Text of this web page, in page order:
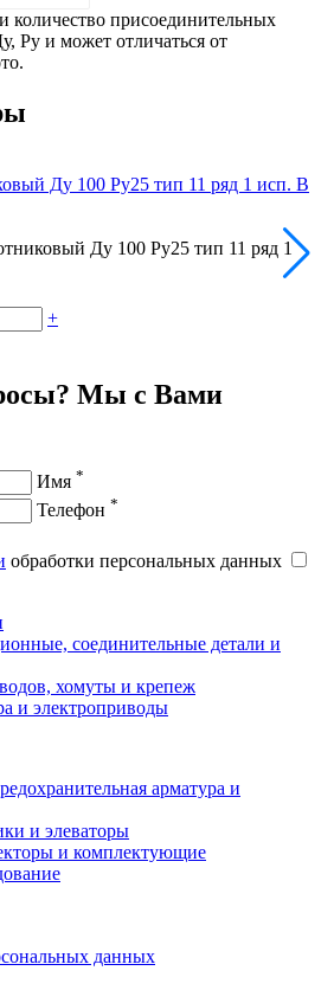
количество присоединительных
Ру и может отличаться от
Ду 100 Ру25 тип 11 ряд 1 исп. B
Ду 100 Ру25 тип 11 ряд 1
+
Мы с Вами
Имя *
Телефон *
обработки персональных данных
соединительные детали и
хомуты и крепеж
и электроприводы
арматура и
и элеваторы
и комплектующие
данных